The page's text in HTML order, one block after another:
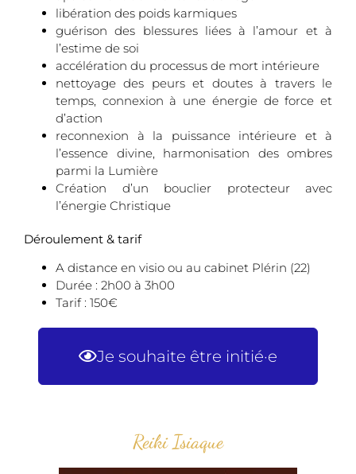
libération des poids karmiques
guérison des blessures liées à l’amour et à
l’estime de soi
accélération du processus de mort intérieure
nettoyage des peurs et doutes à travers le
temps, connexion à une énergie de force et
d’action
reconnexion à la puissance intérieure et à
l’essence divine, harmonisation des ombres
parmi la Lumière
Création d’un bouclier protecteur avec
l’énergie Christique
Déroulement & tarif
A distance en visio ou au cabinet Plérin (22)
Durée : 2h00 à 3h00
Tarif : 150€
Je souhaite être initié·e
Reiki Isiaque